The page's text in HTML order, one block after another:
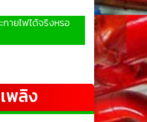
ายไฟได้จริงหรอ
พลิง